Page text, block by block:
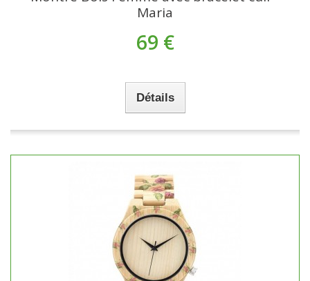
Maria
69 €
Détails